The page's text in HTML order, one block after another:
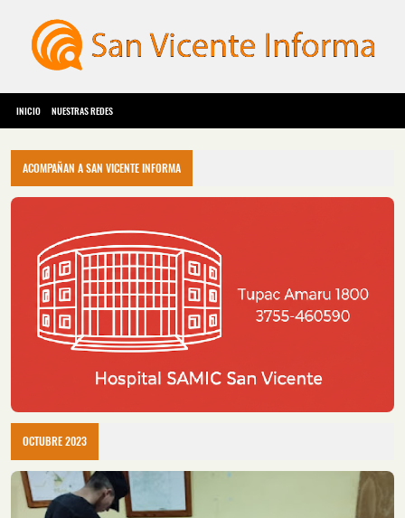
INICIO NUESTRAS REDES
ACOMPAÑAN A SAN VICENTE INFORMA
OCTUBRE 2023